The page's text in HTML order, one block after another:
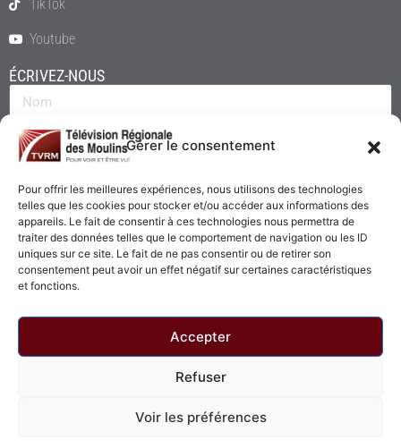
Gérer le consentement
Pour offrir les meilleures expériences, nous utilisons des technologies
telles que les cookies pour stocker et/ou accéder aux informations des
appareils. Le fait de consentir à ces technologies nous permettra de
traiter des données telles que le comportement de navigation ou les ID
uniques sur ce site. Le fait de ne pas consentir ou de retirer son
consentement peut avoir un effet négatif sur certaines caractéristiques
et fonctions.
Accepter
Refuser
Voir les préférences
TikTok
Youtube
ÉCRIVEZ-NOUS
© 2026 - Télévision Régionale des Moulins. Tous droits réservés.